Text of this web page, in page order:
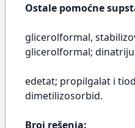
Ostale pomoćne
glicerolformal,
glicerolformal;
edetat; propilgalat i
dimetilizosorbid.
Broj rešenja: